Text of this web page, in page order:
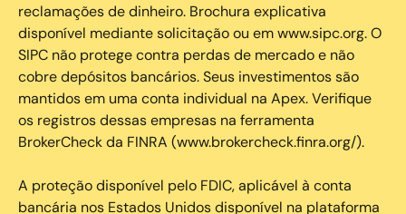
reclamações de dinheiro. Brochura explicativa
disponível mediante solicitação ou em www.sipc.org. O
SIPC não protege contra perdas de mercado e não
cobre depósitos bancários. Seus investimentos são
mantidos em uma conta individual na Apex. Verifique
os registros dessas empresas na ferramenta
BrokerCheck da FINRA (www.brokercheck.finra.org/).
A proteção disponível pelo FDIC, aplicável à conta
bancária nos Estados Unidos disponível na plataforma